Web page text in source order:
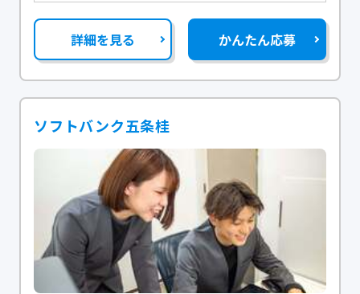
詳細を見る かんたん応募
ソフトバンク五条桂